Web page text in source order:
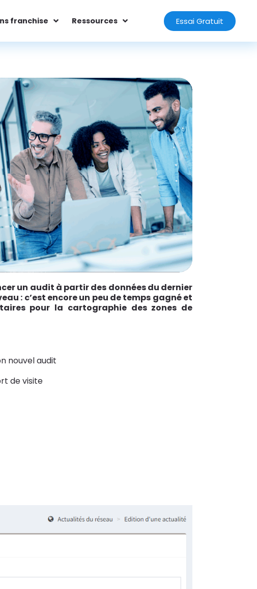
franchise Ressources Essai Gratuit
un audit à partir des données du dernier
: c’est encore un peu de temps gagné et
pour la cartographie des zones de
nouvel audit
de visite